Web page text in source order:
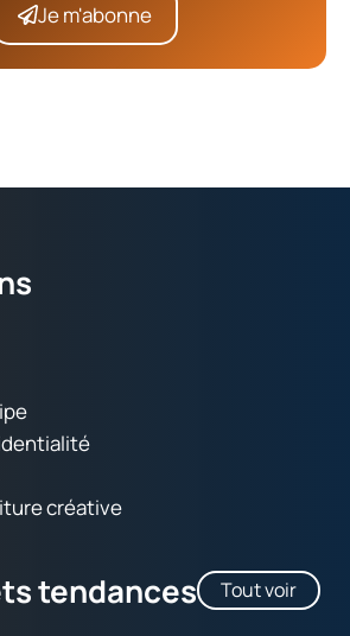
Je m'abonne
créative
tendances Tout voir